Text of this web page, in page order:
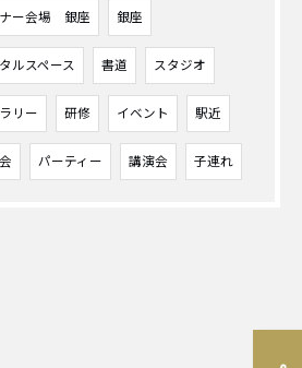
ー会場 銀座 銀座
ルスペース 書道 スタジオ
リー 研修 イベント 駅近
パーティー 講演会 子連れ